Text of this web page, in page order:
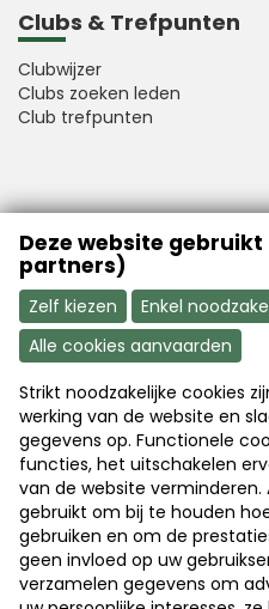
Clubs & Trefpunten
Clubwijzer
Clubs zoeken leden
Club trefpunten
VFB is a member
Aanmelden
Deze website
partners)
Zelf kiezen
Enkel
Alle cookies aanvaarden
Strikt noodzakelijke cookies
werking van de website en
gegevens op. Functionele
functies, het uitschakelen
van de website
gebruikt om bij te houden
gebruiken en om de
geen invloed op uw
verzamelen gegevens om
© 2026 Vlaamse